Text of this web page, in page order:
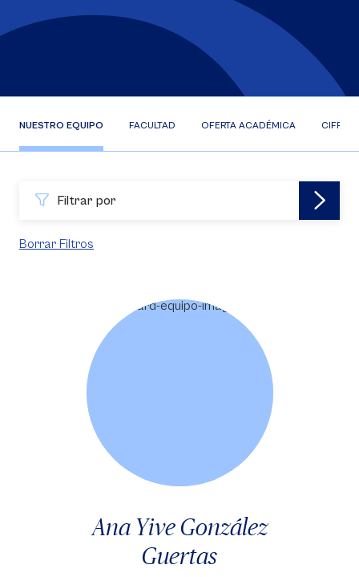
NUESTRO EQUIPO FACULTAD OFERTA ACADÉMICA CIFRAS
Filtrar por
Borrar Filtros
Ana Yive González
Guertas